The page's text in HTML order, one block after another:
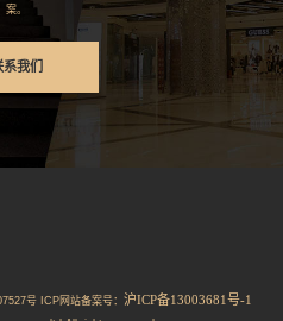
案。
系我们
号 ICP网站备案号： 沪ICP备13003681号-1